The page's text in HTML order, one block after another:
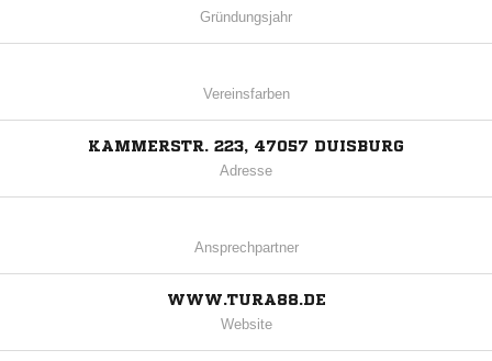
Gründungsjahr
Vereinsfarben
KAMMERSTR. 223, 47057 DUISBURG
Adresse
Ansprechpartner
WWW.TURA88.DE
Website